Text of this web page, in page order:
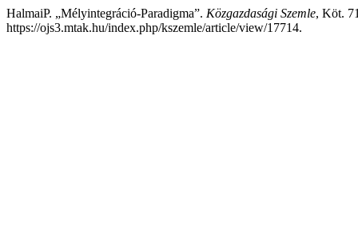
HalmaiP. „Mélyintegráció-Paradigma”. Közgazdasági Szemle, Köt.
https://ojs3.mtak.hu/index.php/kszemle/article/view/17714.